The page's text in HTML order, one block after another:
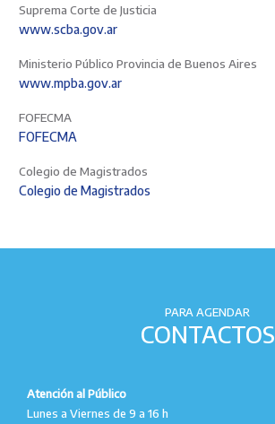
Suprema Corte de Justicia
www.scba.gov.ar
Ministerio Público Provincia de Buenos Aires
www.mpba.gov.ar
FOFECMA
FOFECMA
Colegio de Magistrados
Colegio de Magistrados
PARA AGENDAR
CONTACTOS
Atención al Público
Lunes a Viernes de 9 a 16 h